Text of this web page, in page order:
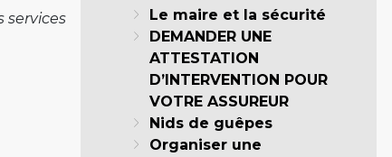
services
Le maire et la sécurité
DEMANDER UNE
ATTESTATION
D’INTERVENTION POUR
VOTRE ASSUREUR
Nids de guêpes
Organiser une